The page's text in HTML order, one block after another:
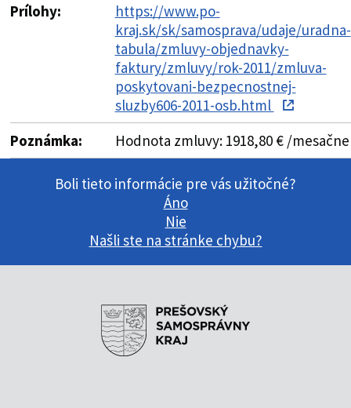
Prílohy:
https://www.po-
kraj.sk/sk/samosprava/udaje/uradna-
tabula/zmluvy-objednavky-
faktury/zmluvy/rok-2011/zmluva-
poskytovani-bezpecnostnej-
sluzby606-2011-osb.html
Poznámka:
Hodnota zmluvy: 1918,80 € /mesačne
Boli tieto informácie pre vás užitočné?
Áno
Nie
Našli ste na stránke chybu?